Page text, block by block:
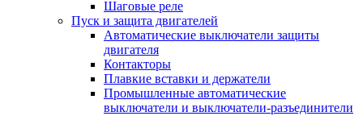
Шаговые реле
Пуск и защита двигателей
Автоматические выключатели защиты
двигателя
Контакторы
Плавкие вставки и держатели
Промышленные автоматические
выключатели и выключатели-разъединители